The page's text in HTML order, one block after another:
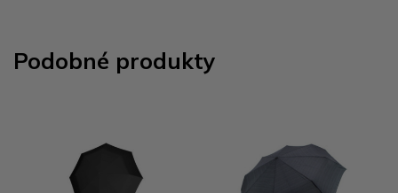
Podobné produkty